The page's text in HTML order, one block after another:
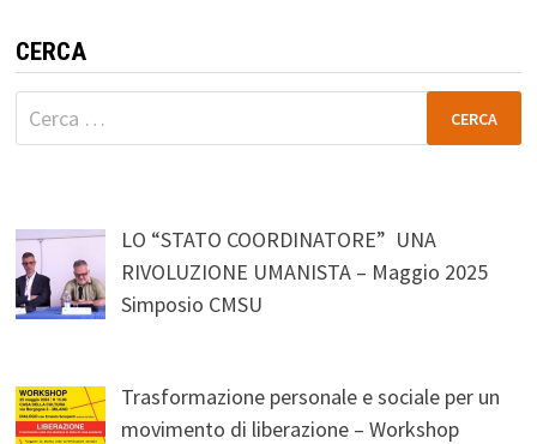
CERCA
Ricerca
per:
LO “STATO COORDINATORE” UNA
RIVOLUZIONE UMANISTA – Maggio 2025
Simposio CMSU
Trasformazione personale e sociale per un
movimento di liberazione – Workshop